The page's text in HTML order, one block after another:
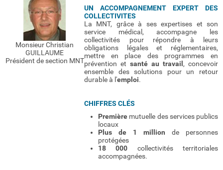
UN ACCOMPAGNEMENT EXPERT DES
COLLECTIVITES
La MNT, grâce à ses expertises et son
service médical, accompagne les
collectivités pour répondre à leurs
obligations légales et réglementaires,
mettre en place des programmes en
prévention et santé au travail , concevoir
ensemble des solutions pour un retour
durable à l'emploi.
CHIFFRES CLÉS
Première mutuelle des services publics
locaux
Plus de 1 million de personnes
protégées
18 000 collectivités territoriales
accompagnées.
Monsieur Christian
GUILLAUME
Président de section MNT